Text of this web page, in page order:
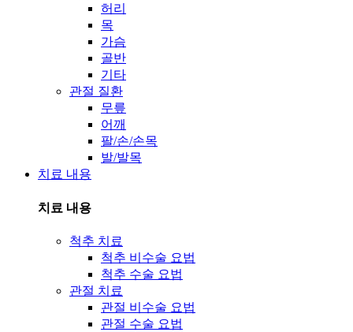
허리
목
가슴
골반
기타
관절 질환
무릎
어깨
팔/손/손목
발/발목
치료 내용
치료 내용
척추 치료
척추 비수술 요법
척추 수술 요법
관절 치료
관절 비수술 요법
관절 수술 요법